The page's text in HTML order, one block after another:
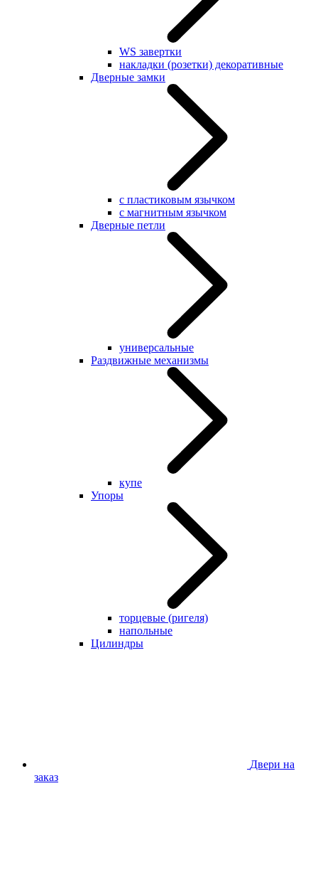
WS завертки
накладки (розетки) декоративные
Дверные замки
с пластиковым язычком
с магнитным язычком
Дверные петли
универсальные
Раздвижные механизмы
купе
Упоры
торцевые (ригеля)
напольные
Цилиндры
Двери на
заказ